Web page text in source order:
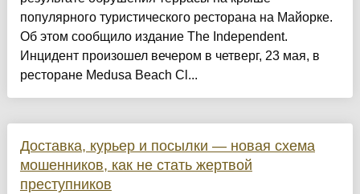
популярного туристического ресторана на Майорке.
Об этом сообщило издание The Independent.
Инцидент произошел вечером в четверг, 23 мая, в
ресторане Medusa Beach Cl...
Доставка, курьер и посылки — новая схема
мошенников, как не стать жертвой
преступников